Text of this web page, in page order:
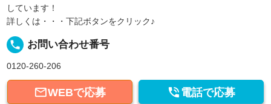
しています！
詳しくは・・・下記ボタンをクリック♪
local_phone お問い合わせ番号
0120-260-206
WEBで応募  電話で応募